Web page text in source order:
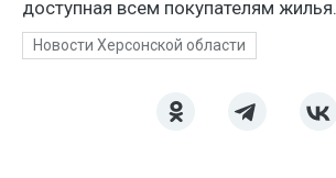
доступная всем покупателям жилья.
Новости Херсонской области